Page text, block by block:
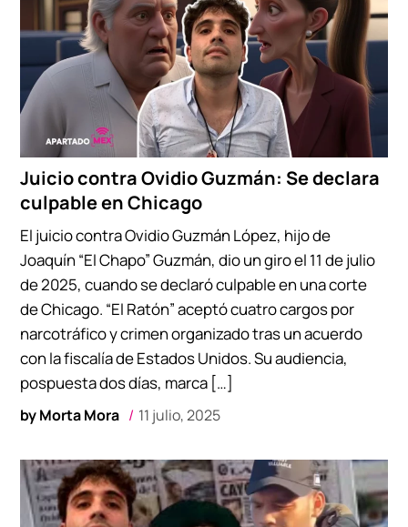
Juicio contra Ovidio Guzmán: Se declara
culpable en Chicago
byMorta Mora 11 julio, 2025
El juicio contra Ovidio Guzmán López, hijo de
Joaquín “El Chapo” Guzmán, dio un giro el 11 de julio
de 2025, cuando se declaró culpable en una corte
de Chicago. “El Ratón” aceptó cuatro cargos por
narcotráfico y crimen organizado tras un acuerdo
con la fiscalía de Estados Unidos. Su audiencia,
pospuesta dos días, marca […]